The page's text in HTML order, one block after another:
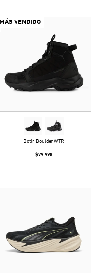
MÁS VENDIDO
Botín Boulder WTR
$79.990